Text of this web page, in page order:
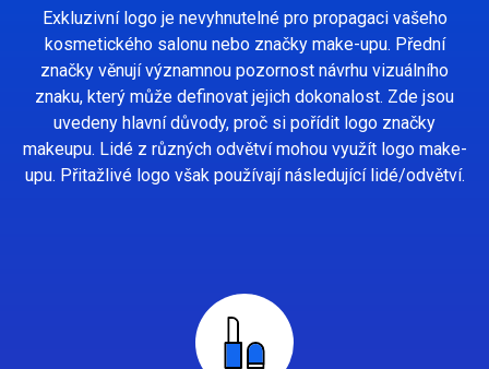
Exkluzivní logo je nevyhnutelné pro propagaci vašeho
kosmetického salonu nebo značky make-upu. Přední
značky věnují významnou pozornost návrhu vizuálního
znaku, který může definovat jejich dokonalost. Zde jsou
uvedeny hlavní důvody, proč si pořídit logo značky
makeupu. Lidé z různých odvětví mohou využít logo make-
upu. Přitažlivé logo však používají následující lidé/odvětví.